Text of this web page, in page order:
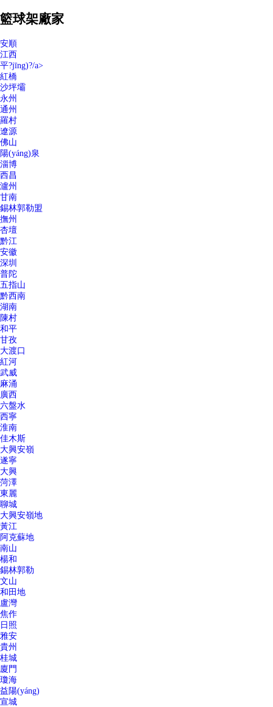
籃球架廠家
安順
江西
平?jīng)?/a>
紅橋
沙坪壩
永州
通州
羅村
遼源
佛山
陽(yáng)泉
淄博
西昌
瀘州
甘南
錫林郭勒盟
撫州
杏壇
黔江
安徽
深圳
普陀
五指山
黔西南
湖南
陳村
和平
甘孜
大渡口
紅河
武威
麻涌
廣西
六盤水
西寧
淮南
佳木斯
大興安嶺
遂寧
大興
菏澤
東麗
聊城
大興安嶺地
黃江
阿克蘇地
南山
楊和
錫林郭勒
文山
和田地
盧灣
焦作
日照
雅安
貴州
桂城
廈門
瓊海
益陽(yáng)
宣城